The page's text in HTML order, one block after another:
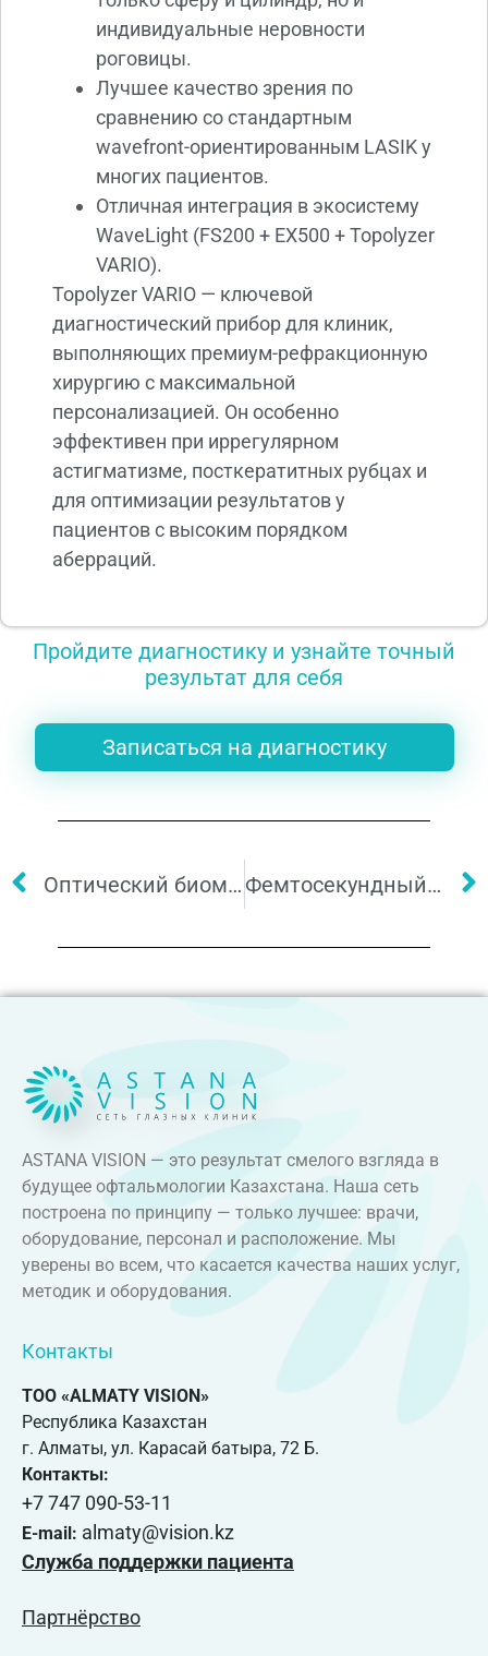
индивидуальные неровности
роговицы.
Лучшее качество зрения по
сравнению со стандартным
wavefront-ориентированным LASIK у
многих пациентов.
Отличная интеграция в экосистему
WaveLight (FS200 + EX500 + Topolyzer
VARIO).
Topolyzer VARIO — ключевой
диагностический прибор для клиник,
выполняющих премиум-рефракционную
хирургию с максимальной
персонализацией. Он особенно
эффективен при иррегулярном
астигматизме, посткератитных рубцах и
для оптимизации результатов у
пациентов с высоким порядком
аберраций.
Пройдите диагностику и узнайте точный
результат для себя
Записаться на диагностику
Оптический биометр Topcon Aladdin HW Фемтосекундный лазер SCHWIND ATOS
ASTANA VISION — это результат смелого взгляда в
будущее офтальмологии Казахстана. Наша сеть
построена по принципу — только лучшее: врачи,
оборудование, персонал и расположение. Мы
уверены во всем, что касается качества наших услуг,
методик и оборудования.
Контакты
ТОО «ALMATY VISION»
Республика Казахстан
г. Алматы, ул. Карасай батыра, 72 Б.
Контакты:
+7 747 090-53-11
E-mail: almaty@vision.kz
Служба поддержки пациента
Партнёрство